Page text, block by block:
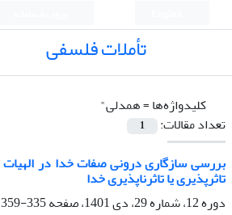
تأملات فلسفی
کلیدواژه‌ها =همدلی"
تعداد مقالات:
1
بررسی سازگاری درونی صفات خدا در
تاثرپذیری یا تاثرناپذیری خدا
دوره 12، شماره 29، دی 1401، صفحه
335-359